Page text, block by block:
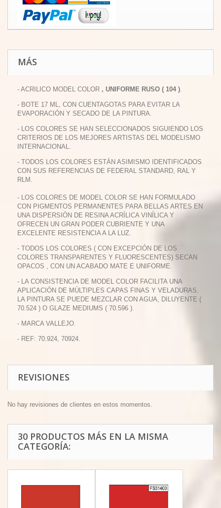
MÁS
- ACRILICO MODEL COLOR , UNIFORME RUSO ( 104 ).
- BOTE 17 ML, CON CUENTAGOTAS PARA EVITAR LA
EVAPORACIÓN Y SECADO DE LA PINTURA.
- LOS COLORES SE HAN SELECCIONADOS SIGUIENDO LOS
CRITERIOS DE LOS MEJORES ARTISTAS DEL MODELISMO
INTERNACIONAL.
- TODOS LOS COLORES ESTÁN ASIMISMO IDENTIFICADOS
CON SUS REFERENCIAS DE FEDERAL STANDARD, RAL Y
RLM.
- LOS COLORES DE MODEL COLOR SE HAN FORMULADO
CON PIGMENTOS PERMANENTES PARA BELLAS ARTES EN
UNA DISPERSIÓN DE RESINA ACRÍLICA VINÍLICA Y
OFRECEN UN GRAN PODER CUBRIENTE Y UNA
EXCELENTE RESISTENCIA A LA LUZ.
- TODOS LOS COLORES ( CON EXCEPCIÓN DE LOS
COLORES TRANSPARENTES Y FLUORESCENTES) SECAN
OPACOS , CON UN ACABADO MATE E UNIFORME.
- LA CONSISTENCIA DE MODEL COLOR FACILITA UNA
APLICACIÓN DE MÚLTIPLES CAPAS FINAS Y VELADURAS.
LA PINTURA SE PUEDE MEZCLAR CON AGUA, DILUYENTE (
70.524 ) O GLAZE MEDIUMS ( 70.596 ).
- MARCA VALLEJO.
- REF: 70.924, 70924.
REVISIONES
No hay revisiones de clientes en estos momentos.
30 PRODUCTOS MÁS EN LA MISMA
CATEGORÍA: